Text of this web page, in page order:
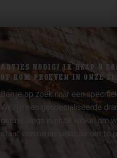
ADVIES NODIG? IK HELP U
OF KOM PROEVEN IN ONZE
Ben je op zoek naar een
Wij zijn een gespecialiseerde
gerust langs in onze winkel om
staat een ruime selectie om te